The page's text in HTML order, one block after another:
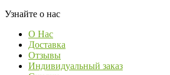
Узнайте о нас
О Нас
Доставка
Отзывы
Индивидуальный заказ